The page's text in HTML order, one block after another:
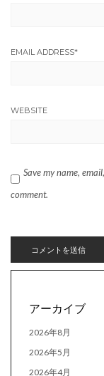
EMAIL ADDRESS*
WEBSITE
Save my name,
comment.
アーカイブ
2026年8月
2026年5月
2026年4月